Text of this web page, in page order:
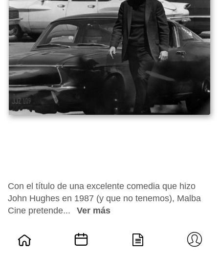
Con el título de una excelente comedia que hizo
John Hughes en 1987 (y que no tenemos), Malba
Cine pretende...
Ver más